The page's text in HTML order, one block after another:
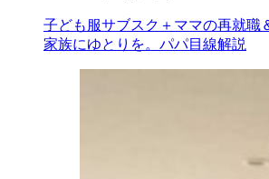
子ども服サブスク＋ママの再就職
家族にゆとりを。パパ目線解説